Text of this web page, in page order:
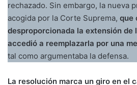
rechazado. Sin embargo, la nueva
acogida por la Corte Suprema, que
desproporcionada la extensión
accedió a reemplazarla por una
tal como argumentaba la defensa.
La resolución marca un giro en el